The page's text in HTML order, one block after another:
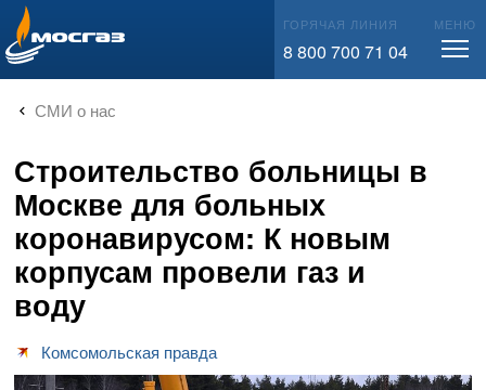
info@mos-gaz.ru ГОРЯЧАЯ ЛИНИЯ
8 800 700 71 04
МЕНЮ
СМИ о нас
Строительство больницы в
Москве для больных
коронавирусом: К новым
корпусам провели газ и
воду
Комсомольская правда